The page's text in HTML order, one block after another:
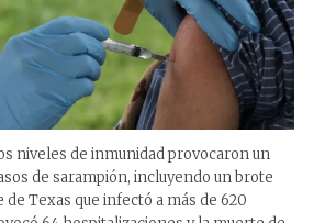
niveles de inmunidad provocaron un
de sarampión, incluyendo un brote
Texas que infectó a más de 620